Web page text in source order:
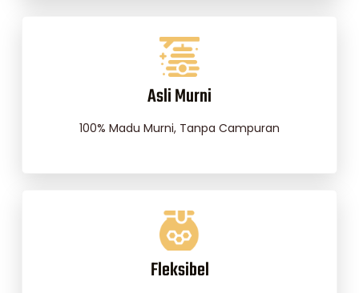
Asli Murni
100% Madu Murni, Tanpa Campuran
Fleksibel